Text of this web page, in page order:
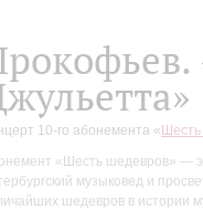
10-го абонемента «
«Шесть шедевров» —
музыковед и
шедевров в истории